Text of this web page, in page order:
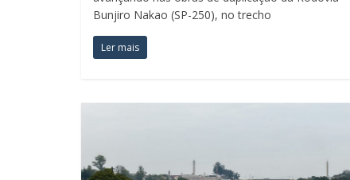
Bunjiro Nakao (SP-250), no trecho
Ler mais